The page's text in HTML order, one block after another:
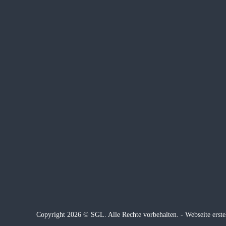
Copyright 2026 © SGL. Alle Rechte vorbehalten. - Webseite